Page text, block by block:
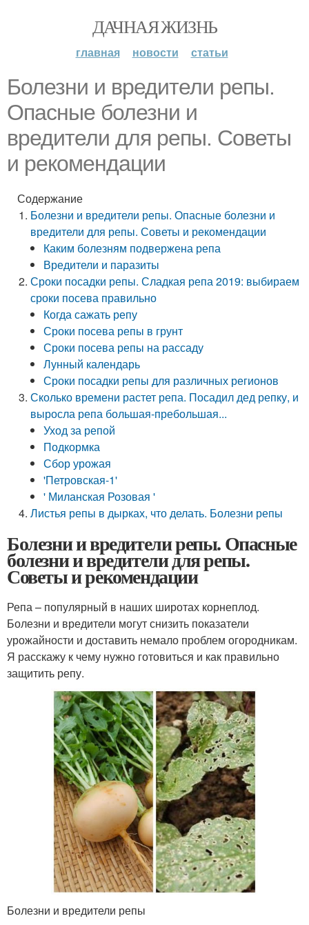
ДАЧНАЯ ЖИЗНЬ
главная новости статьи
Болезни и вредители репы.
Опасные болезни и
вредители для репы. Советы
и рекомендации
Содержание
Болезни и вредители репы. Опасные болезни и
вредители для репы. Советы и рекомендации
Каким болезням подвержена репа
Вредители и паразиты
Сроки посадки репы. Сладкая репа 2019: выбираем
сроки посева правильно
Когда сажать репу
Сроки посева репы в грунт
Сроки посева репы на рассаду
Лунный календарь
Сроки посадки репы для различных регионов
Сколько времени растет репа. Посадил дед репку, и
выросла репа большая-пребольшая...
Уход за репой
Подкормка
Сбор урожая
'Петровская-1'
' Миланская Розовая '
Листья репы в дырках, что делать. Болезни репы
Болезни и вредители репы. Опасные
болезни и вредители для репы.
Советы и рекомендации
Репа – популярный в наших широтах корнеплод.
Болезни и вредители могут снизить показатели
урожайности и доставить немало проблем огородникам.
Я расскажу к чему нужно готовиться и как правильно
защитить репу.
Болезни и вредители репы